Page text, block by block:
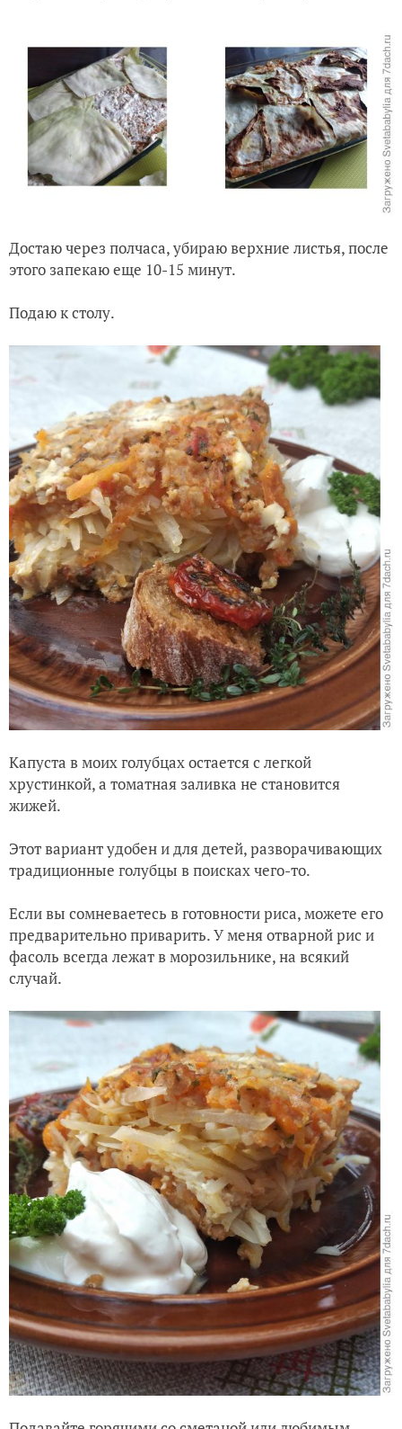
Достаю через полчаса, убираю верхние листья, после
этого запекаю еще 10-15 минут.
Подаю к столу.
Капуста в моих голубцах остается с легкой
хрустинкой, а томатная заливка не становится
жижей.
Этот вариант удобен и для детей, разворачивающих
традиционные голубцы в поисках чего-то.
Если вы сомневаетесь в готовности риса, можете его
предварительно приварить. У меня отварной рис и
фасоль всегда лежат в морозильнике, на всякий
случай.